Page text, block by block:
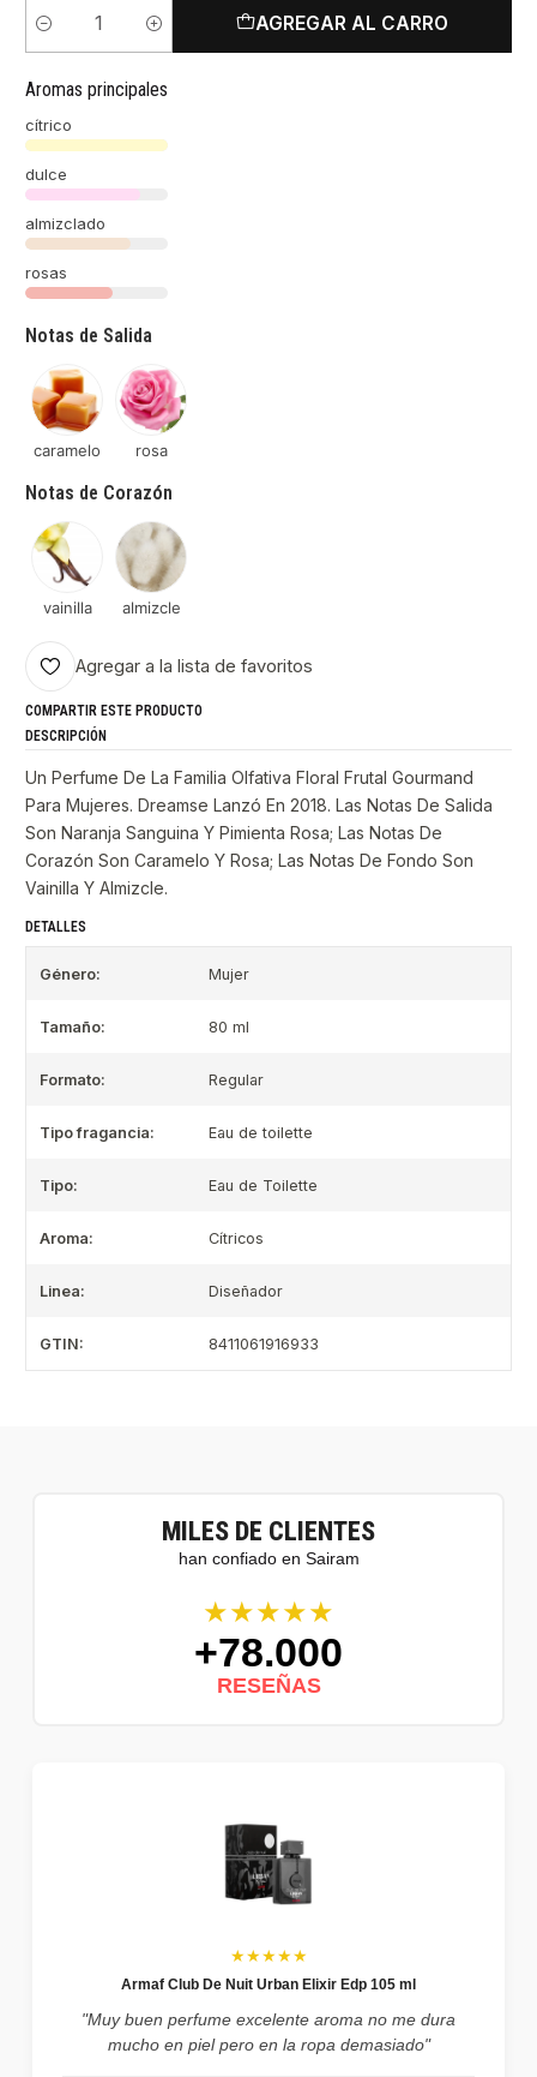
Cantidad
AGREGAR AL CARRO
Aromas principales
cítrico
dulce
almizclado
rosas
Notas de Salida
caramelo rosa
Notas de Corazón
vainilla almizcle
Agregar a la lista de favoritos
COMPARTIR ESTE PRODUCTO
DESCRIPCIÓN
Un Perfume De La Familia Olfativa Floral Frutal Gourmand
Para Mujeres. Dreamse Lanzó En 2018. Las Notas De Salida
Son Naranja Sanguina Y Pimienta Rosa; Las Notas De
Corazón Son Caramelo Y Rosa; Las Notas De Fondo Son
Vainilla Y Almizcle.
DETALLES
Género: Mujer
Tamaño: 80 ml
Formato: Regular
Tipo fragancia: Eau de toilette
Tipo: Eau de Toilette
Aroma: Cítricos
Linea: Diseñador
GTIN: 8411061916933
MILES DE CLIENTES
han confiado en Sairam
★★★★★
+78.000
RESEÑAS
★★★★★
Armaf Club De Nuit Urban Elixir Edp 105 ml
"Muy buen perfume excelente aroma no me dura
mucho en piel pero en la ropa demasiado"